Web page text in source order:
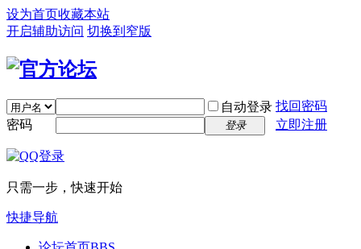
设为首页收藏本站
开启辅助访问 切换到窄版
自动登录 找回密码
密码
登录 立即注册
只需一步，快速开始
快捷导航